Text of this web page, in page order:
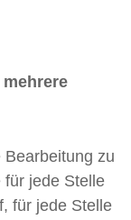
zu
für jede Stelle
für jede Stelle